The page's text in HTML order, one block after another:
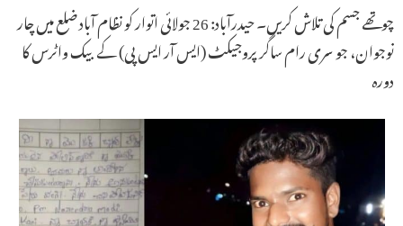
چوتھے جسم کی تلاش کریں۔ حیدرآباد: 26 جولائی اتوار کو نظام آباد ضلع میں چار
نوجوان، جو سری رام ساگر پروجیکٹ (ایس آر ایس پی) کے بیک واٹرس کا
دورہ